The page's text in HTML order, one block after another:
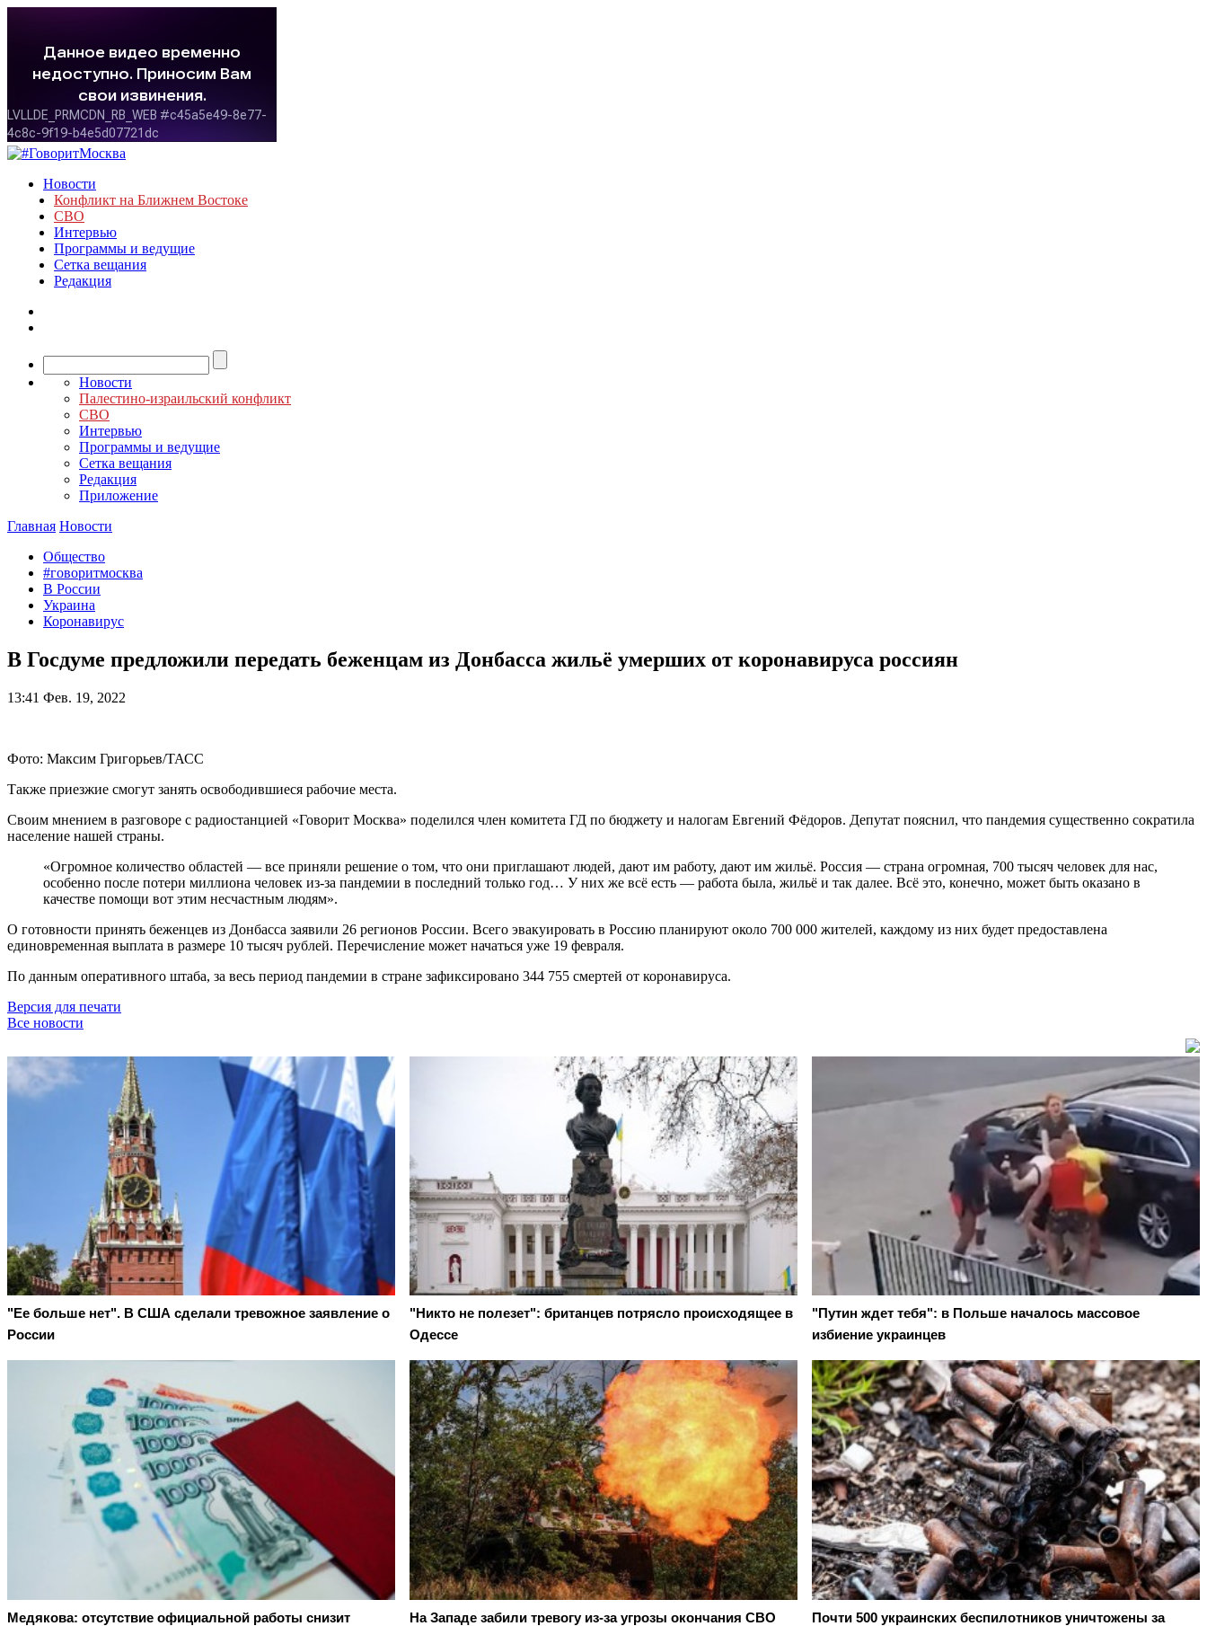
Новости
Конфликт на Ближнем Востоке
СВО
Интервью
Программы и ведущие
Сетка вещания
Редакция
Новости
Палестино-израильский конфликт
СВО
Интервью
Программы и ведущие
Сетка вещания
Редакция
Приложение
Главная Новости
Общество
#говоритмосква
В России
Украина
Коронавирус
В Госдуме предложили передать беженцам из Донбасса жильё умерших от коронавируса россиян
13:41 Фев. 19, 2022
Фото: Максим Григорьев/ТАСС
Также приезжие смогут занять освободившиеся рабочие места.
Своим мнением в разговоре с радиостанцией «Говорит Москва» поделился член комитета ГД по бюджету и налогам Евгений Фёдоров. Депутат пояснил, что пандемия существенно сократила
население нашей страны.
«Огромное количество областей — все приняли решение о том, что они приглашают людей, дают им работу, дают им жильё. Россия — страна огромная, 700 тысяч человек для нас,
особенно после потери миллиона человек из-за пандемии в последний только год… У них же всё есть — работа была, жильё и так далее. Всё это, конечно, может быть оказано в
качестве помощи вот этим несчастным людям».
О готовности принять беженцев из Донбасса заявили 26 регионов России. Всего эвакуировать в Россию планируют около 700 000 жителей, каждому из них будет предоставлена
единовременная выплата в размере 10 тысяч рублей. Перечисление может начаться уже 19 февраля.
По данным оперативного штаба, за весь период пандемии в стране зафиксировано 344 755 смертей от коронавируса.
Версия для печати
Все новости
"Ее больше нет". В США сделали тревожное заявление о
России
"Никто не полезет": британцев потрясло происходящее в
Одессе
"Путин ждет тебя": в Польше началось массовое
избиение украинцев
Медякова: отсутствие официальной работы снизит
На Западе забили тревогу из-за угрозы окончания СВО
Почти 500 украинских беспилотников уничтожены за